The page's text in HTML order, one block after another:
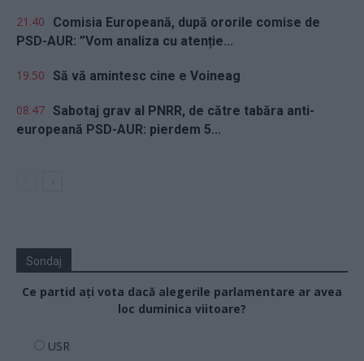
21.40
Comisia Europeană, după ororile comise de
PSD-AUR: ”Vom analiza cu atenție...
19.50 Să vă amintesc cine e Voineag
08.47 Sabotaj grav al PNRR, de către tabăra anti-
europeană PSD-AUR: pierdem 5...
Sondaj
Ce partid ați vota dacă alegerile parlamentare ar avea
loc duminica viitoare?
USR